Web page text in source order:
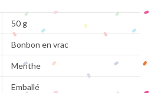
50 g
Bonbon en vrac
Menthe
Emballé